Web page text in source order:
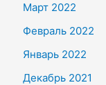
Март 2022
Февраль 2022
Январь 2022
Декабрь 2021